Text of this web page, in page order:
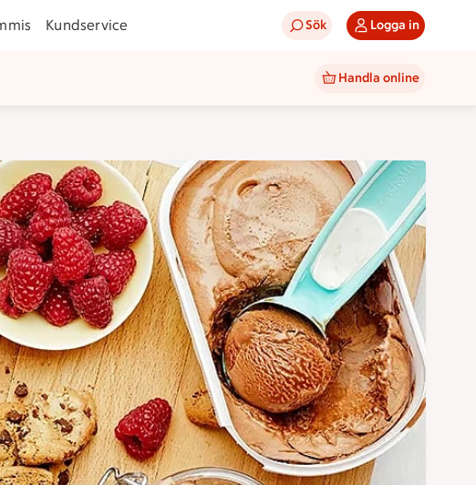
Kundservice Sök Logga in
Handla online